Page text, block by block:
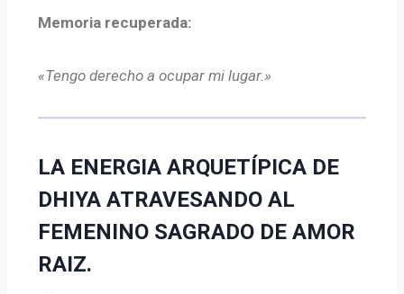
Memoria recuperada:
«Tengo derecho a ocupar mi lugar.»
LA ENERGIA ARQUETÍPICA DE
DHIYA ATRAVESANDO AL
FEMENINO SAGRADO DE AMOR
RAIZ.